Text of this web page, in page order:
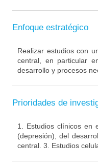
Enfoque estratégico
Realizar estudios con
central, en particular
desarrollo y procesos
Prioridades de
1. Estudios clínicos en
(depresión), del
central. 3. Estudios